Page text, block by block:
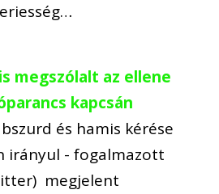
megszólalt az ellene
kapcsán
és hamis kérése
irányul - fogalmazott
megjelent